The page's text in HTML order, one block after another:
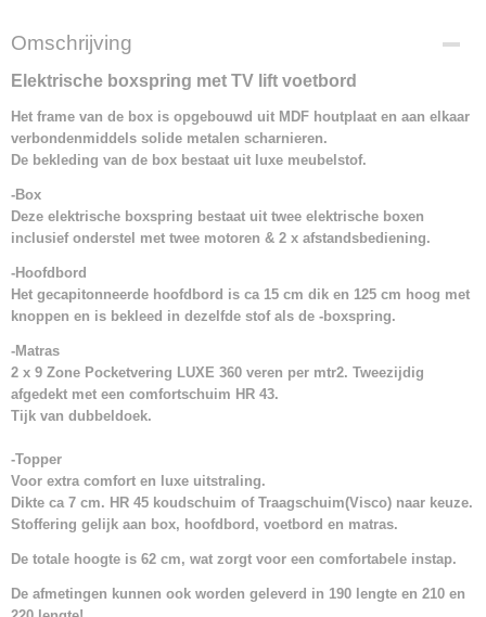
Omschrijving
Elektrische boxspring met TV lift voetbord
Het frame van de box is opgebouwd uit MDF houtplaat en aan elkaar
verbondenmiddels solide metalen scharnieren.
De bekleding van de box bestaat uit luxe meubelstof.
-Box
Deze elektrische boxspring bestaat uit twee elektrische boxen
inclusief onderstel met twee motoren & 2 x afstandsbediening.
-Hoofdbord
Het gecapitonneerde hoofdbord is ca 15 cm dik en 125 cm hoog met
knoppen en is bekleed in dezelfde stof als de -boxspring.
-Matras
2 x 9 Zone Pocketvering LUXE 360 veren per mtr2. Tweezijdig
afgedekt met een comfortschuim HR 43.
Tijk van dubbeldoek.
-Topper
Voor extra comfort en luxe uitstraling.
Dikte ca 7 cm. HR 45 koudschuim of Traagschuim(Visco) naar keuze.
Stoffering gelijk aan box, hoofdbord, voetbord en matras.
De totale hoogte is 62 cm, wat zorgt voor een comfortabele instap.
De afmetingen kunnen ook worden geleverd in 190 lengte en 210 en